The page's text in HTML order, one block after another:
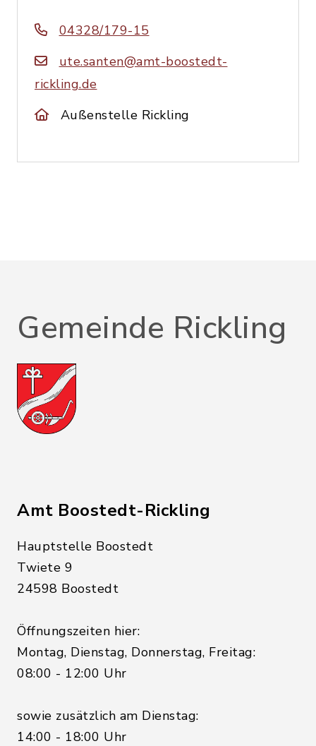
04328/179-15
ute.santen@amt-boostedt-
rickling.de
Außenstelle Rickling
Gemeinde Rickling
Amt Boostedt-Rickling
Hauptstelle Boostedt
Twiete 9
24598 Boostedt
Öffnungszeiten hier:
Montag, Dienstag, Donnerstag, Freitag:
08:00 - 12:00 Uhr
sowie zusätzlich am Dienstag:
14:00 - 18:00 Uhr